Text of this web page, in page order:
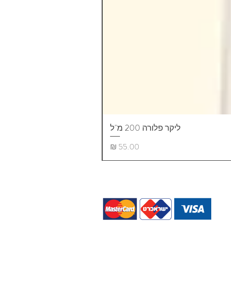
ליקר פלורה 200 מ"ל
מחיר